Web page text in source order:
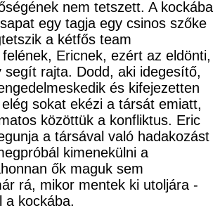
nem tetszett. A kockába
egy tagja egy csinos szőke
a kétfős team
Ericnek, ezért az eldönti,
segít rajta. Dodd, aki idegesítő,
és kifejezetten
sokat ekézi a társát emiatt,
közöttük a konfliktus. Eric
a társával való hadakozást
kimenekülni a
ők maguk sem
rá, mikor mentek ki utoljára -
a kockába.